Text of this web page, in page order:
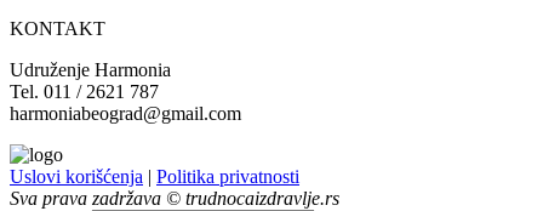
KONTAKT
Udruženje Harmonia
Tel. 011 / 2621 787
harmoniabeograd@gmail.com
Uslovi korišćenja | Politika privatnosti
Sva prava zadržava © trudnocaizdravlje.rs